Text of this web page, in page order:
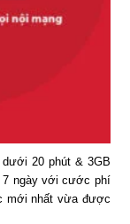
20 phút & 3GB
7 ngày với cước phí
mới nhất vừa được